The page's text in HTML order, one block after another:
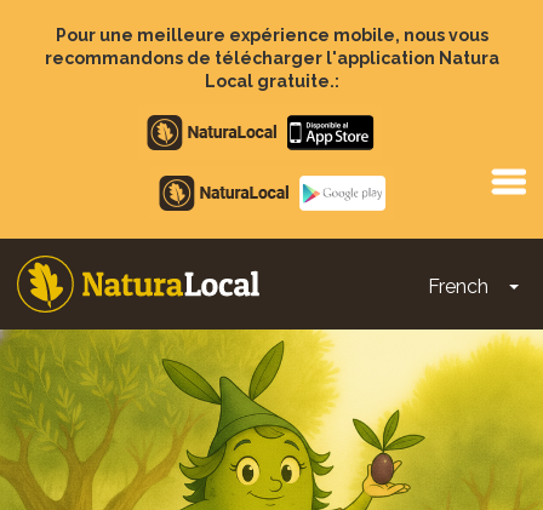
contenu
Pour une meilleure expérience mobile, nous vous
recommandons de télécharger l'application Natura
Local gratuite.:
Apple
store
Google
Play
French
Main
navigation